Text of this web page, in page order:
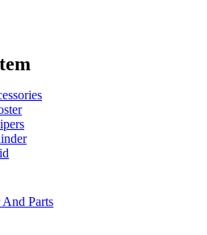
Parts